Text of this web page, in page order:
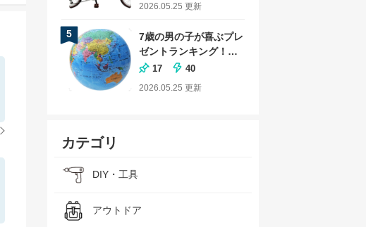
2026.05.25 更新
5
7歳の男の子が喜ぶプレ
ゼントランキング！小
学生に人気な文房具も
17 40
2026.05.25 更新
カテゴリ
DIY・工具
アウトドア